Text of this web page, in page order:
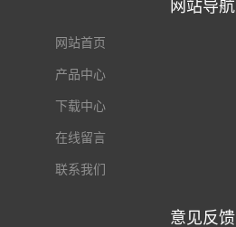
网站导航
网站首页
产品中心
下载中心
在线留言
联系我们
意见反馈